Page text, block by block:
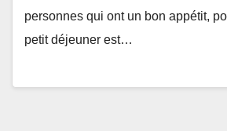
personnes qui ont un bon appétit,
petit déjeuner est…